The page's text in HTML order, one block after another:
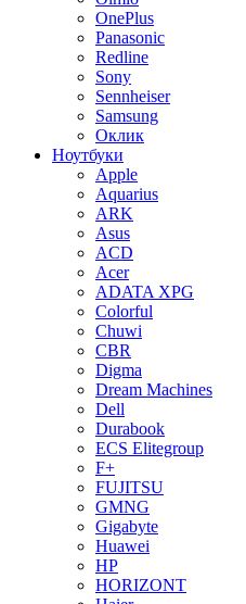
OnePlus
Panasonic
Redline
Sony
Sennheiser
Samsung
Оклик
Ноутбуки
Apple
Aquarius
ARK
Asus
ACD
Acer
ADATA XPG
Colorful
Chuwi
CBR
Digma
Dream Machines
Dell
Durabook
ECS Elitegroup
F+
FUJITSU
GMNG
Gigabyte
Huawei
HP
HORIZONT